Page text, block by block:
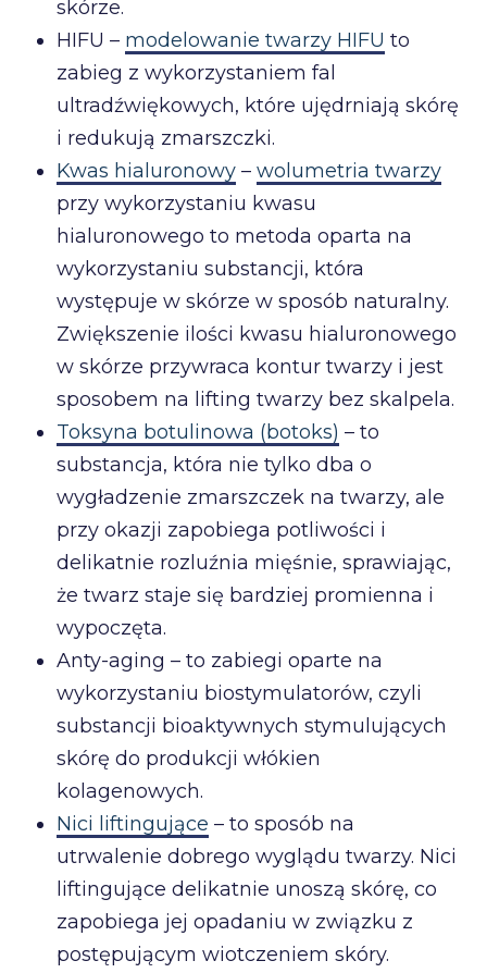
skórze.
HIFU – modelowanie twarzy HIFU to
zabieg z wykorzystaniem fal
ultradźwiękowych, które ujędrniają skórę
i redukują zmarszczki.
Kwas hialuronowy –wolumetria twarzy
przy wykorzystaniu kwasu
hialuronowego to metoda oparta na
wykorzystaniu substancji, która
występuje w skórze w sposób naturalny.
Zwiększenie ilości kwasu hialuronowego
w skórze przywraca kontur twarzy i jest
sposobem na lifting twarzy bez skalpela.
Toksyna botulinowa (botoks) – to
substancja, która nie tylko dba o
wygładzenie zmarszczek na twarzy, ale
przy okazji zapobiega potliwości i
delikatnie rozluźnia mięśnie, sprawiając,
że twarz staje się bardziej promienna i
wypoczęta.
Anty-aging – to zabiegi oparte na
wykorzystaniu biostymulatorów, czyli
substancji bioaktywnych stymulujących
skórę do produkcji włókien
kolagenowych.
Nici liftingujące – to sposób na
utrwalenie dobrego wyglądu twarzy. Nici
liftingujące delikatnie unoszą skórę, co
zapobiega jej opadaniu w związku z
postępującym wiotczeniem skóry.